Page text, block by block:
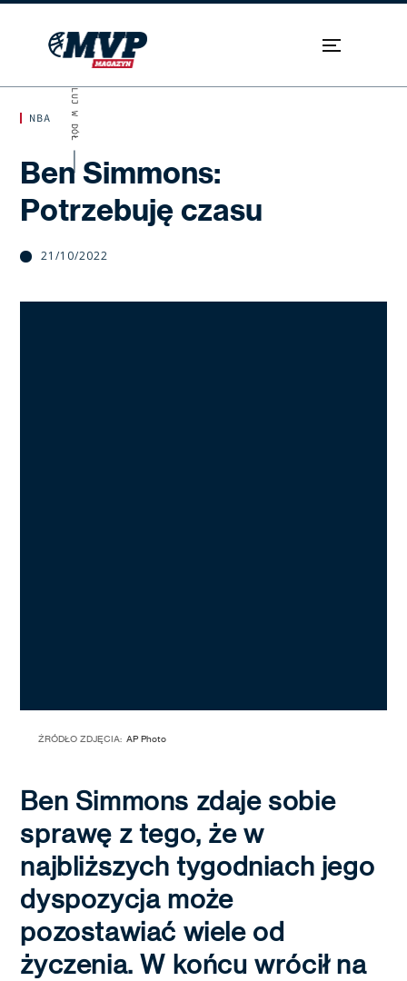
NBA
Ben Simmons:
Potrzebuję czasu
21/10/2022
SKROLUJ W DÓŁ
ŹRÓDŁO ZDJĘCIA: AP Photo
Ben Simmons zdaje sobie
sprawę z tego, że w
najbliższych tygodniach jego
dyspozycja może
pozostawiać wiele od
życzenia. W końcu wrócił na